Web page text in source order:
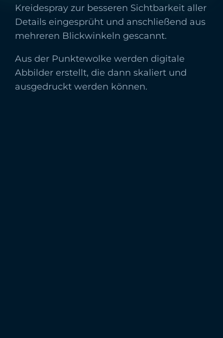
Kreidespray zur besseren Sichtbarkeit aller
Details eingesprüht und anschließend aus
mehreren Blickwinkeln gescannt.
Aus der Punktewolke werden digitale
Abbilder erstellt, die dann skaliert und
ausgedruckt werden können.